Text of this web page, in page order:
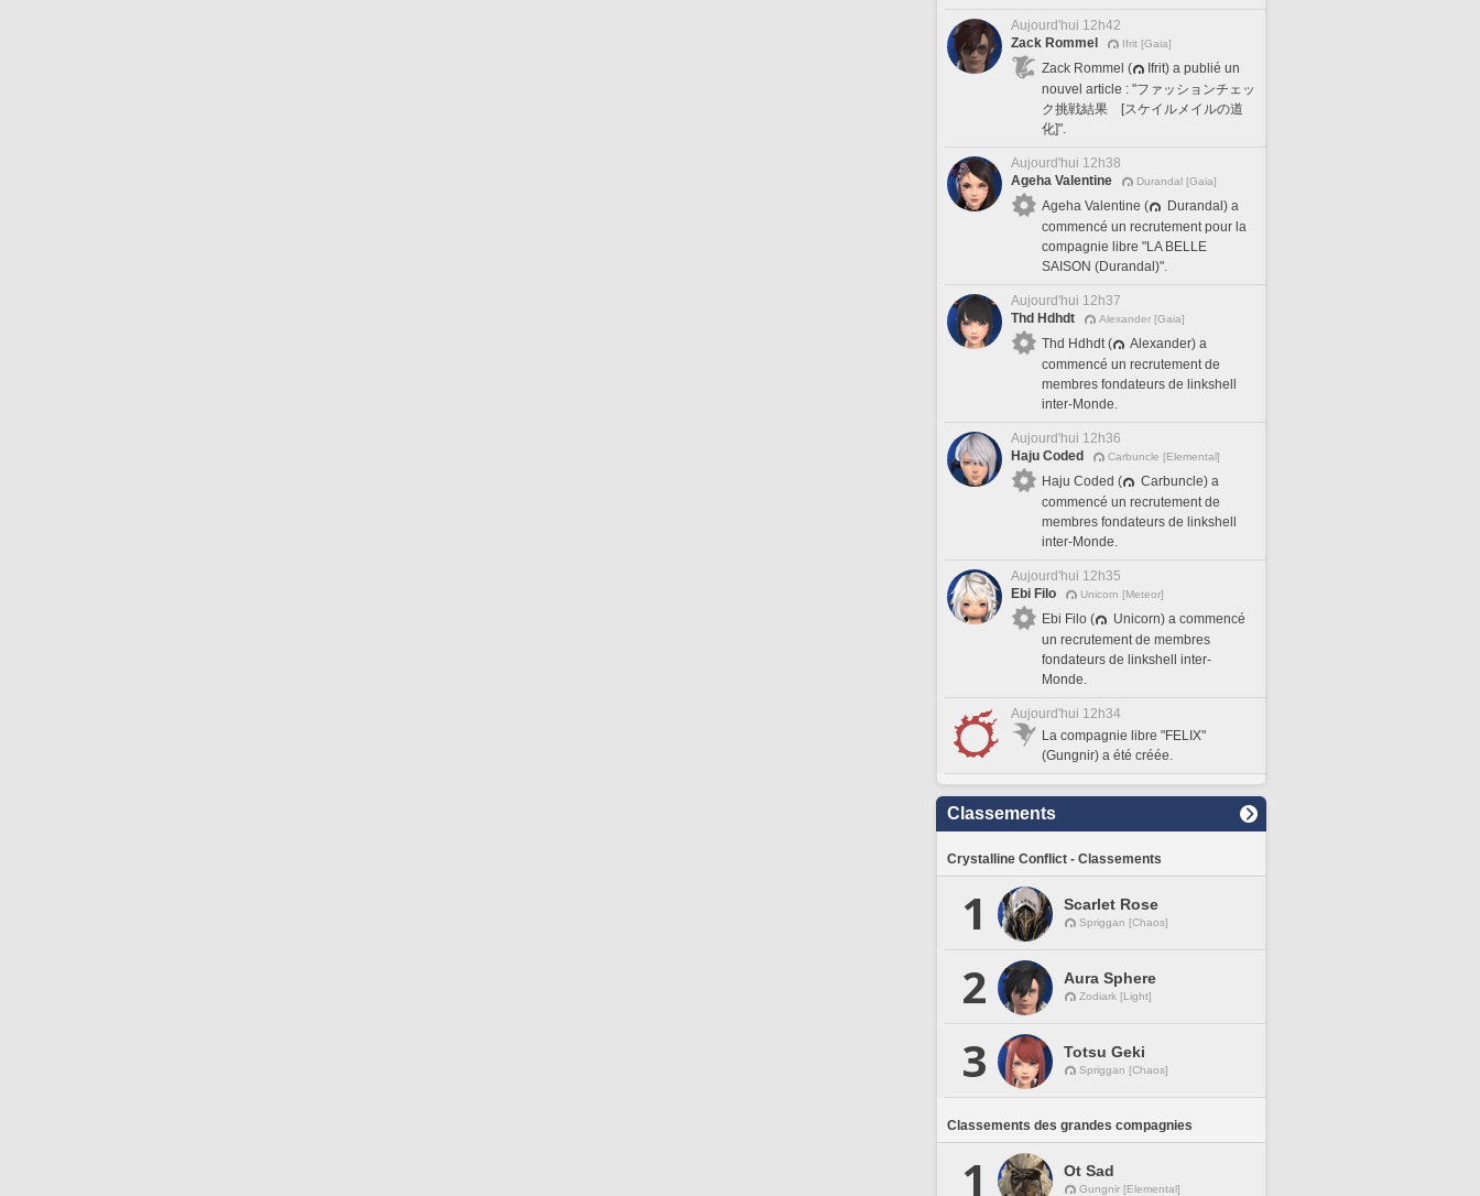
Aujourd'hui 12h42
Zack Rommel
Ifrit [Gaia]
Zack Rommel (
Ifrit) a publié un
nouvel article : "ファッションチェッ
ク挑戦結果 [スケイルメイルの道
化]".
Aujourd'hui 12h38
Ageha Valentine
Durandal [Gaia]
Ageha Valentine (
Durandal) a
commencé un recrutement pour la
compagnie libre "LA BELLE
SAISON (Durandal)".
Aujourd'hui 12h37
Thd Hdhdt
Alexander [Gaia]
Thd Hdhdt (
Alexander) a
commencé un recrutement de
membres fondateurs de linkshell
inter-Monde.
Aujourd'hui 12h36
Haju Coded
Carbuncle [Elemental]
Haju Coded (
Carbuncle) a
commencé un recrutement de
membres fondateurs de linkshell
inter-Monde.
Aujourd'hui 12h35
Ebi Filo
Unicorn [Meteor]
Ebi Filo (
Unicorn) a commencé
un recrutement de membres
fondateurs de linkshell inter-
Monde.
Aujourd'hui 12h34
La compagnie libre "FELIX"
(Gungnir) a été créée.
Classements
Crystalline Conflict - Classements
1 Scarlet Rose
Spriggan [Chaos]
2 Aura Sphere
Zodiark [Light]
3 Totsu Geki
Spriggan [Chaos]
Classements des grandes compagnies
1 Ot Sad
Gungnir [Elemental]